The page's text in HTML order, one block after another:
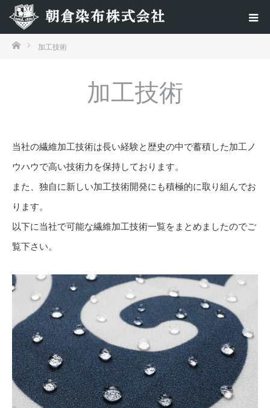
ホーム加工技術
加工技術
当社の繊維加工技術は長い経験と歴史の中で蓄積した加工ノ
ウハウで高い技術力を保持しております。
また、独自に新しい加工技術開発にも積極的に取り組んでお
ります。
以下に当社で可能な繊維加工技術一覧をまとめましたのでご
覧下さい。